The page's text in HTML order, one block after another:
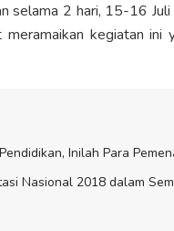
selama 2 hari, 15-16
kegiatan ini
Inilah Para
Nasional 2018 dalam